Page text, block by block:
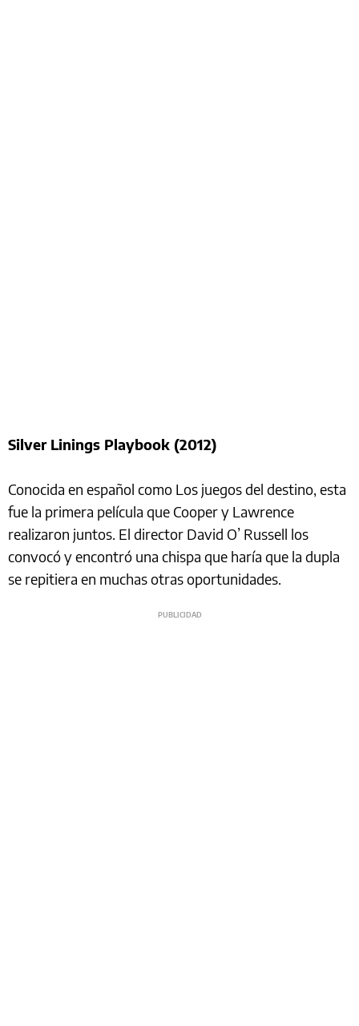
Silver Linings Playbook (2012)
Conocida en español como Los juegos del destino, esta
fue la primera película que Cooper y Lawrence
realizaron juntos. El director David O’ Russell los
convocó y encontró una chispa que haría que la dupla
se repitiera en muchas otras oportunidades.